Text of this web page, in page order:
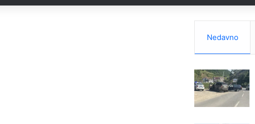
Nedavno